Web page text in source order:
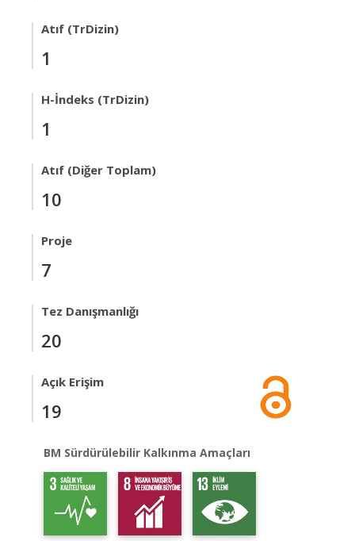
Atıf (TrDizin)
1
H-İndeks (TrDizin)
1
Atıf (Diğer Toplam)
10
Proje
7
Tez Danışmanlığı
20
Açık Erişim
19
BM Sürdürülebilir Kalkınma Amaçları